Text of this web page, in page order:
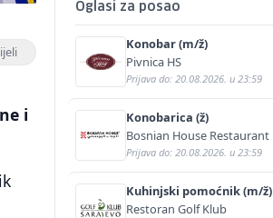
i
Oglasi za posao
Konobar (m/ž)
Pivnica HS
Prijava do: 20.08.2026. u 23:59
Konobarica (ž)
Bosnian House Restaurant
Prijava do: 20.08.2026. u 23:59
Kuhinjski pomoćnik (m/ž)
Restoran Golf Klub